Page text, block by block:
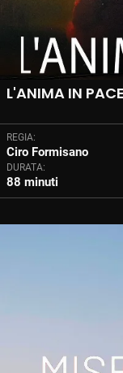
L'ANIMA IN PACE
REGIA:
Ciro Formisano
DURATA:
88 minuti